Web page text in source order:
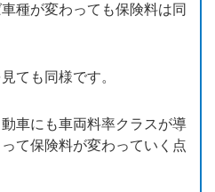
種が変わっても保険料は同
ても同様です。
車にも車両料率クラスが導
て保険料が変わっていく点